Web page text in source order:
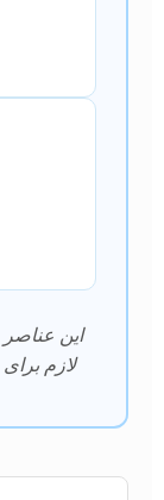
این
لازم برای